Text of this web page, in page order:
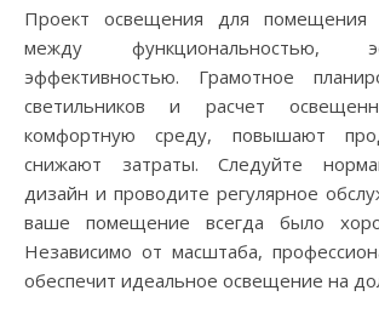
Проект освещения для
между функциональностью,
эффективностью. Грамотное
светильников и расчет
комфортную среду, повышают
снижают затраты. Следуйте
дизайн и проводите регулярное
ваше помещение всегда было
Независимо от масштаба,
обеспечит идеальное освещение на